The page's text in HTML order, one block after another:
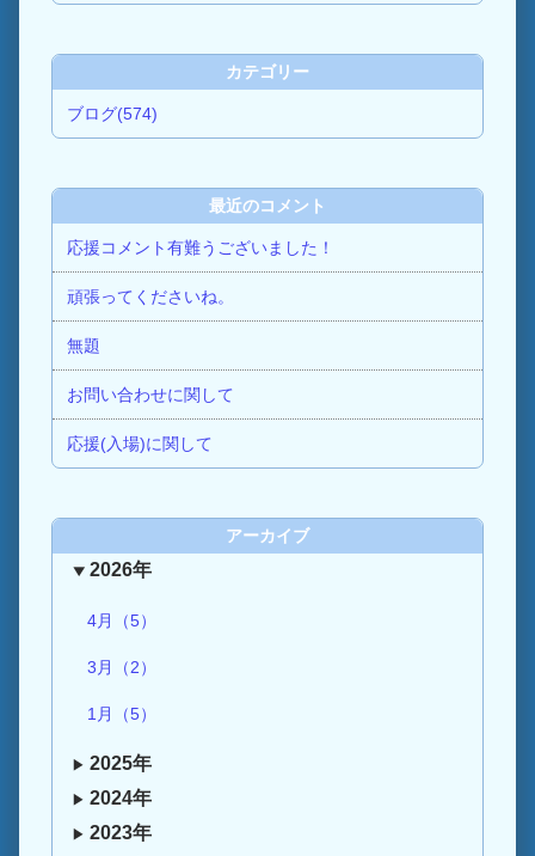
カテゴリー
ブログ(574)
最近のコメント
応援コメント有難うございました！
頑張ってくださいね。
無題
お問い合わせに関して
応援(入場)に関して
アーカイブ
2026年
4月（5）
3月（2）
1月（5）
2025年
2024年
2023年